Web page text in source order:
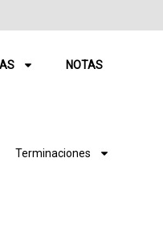
NOTAS
Terminaciones